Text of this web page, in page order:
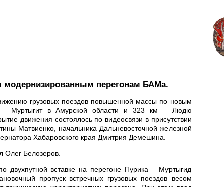
перегонам БАМа.
грузовых поездов повышенной массы по новым
– Муртыгит в Амурской области и 323 км – Людю
движения состоялось по видеосвязи в присутствии
Матвиенко, начальника Дальневосточной железной
Хабаровского края Дмитрия Демешина.
Олег Белозеров.
двухпутной вставке на перегоне Пурика – Муртыгид
пропуск встречных грузовых поездов весом